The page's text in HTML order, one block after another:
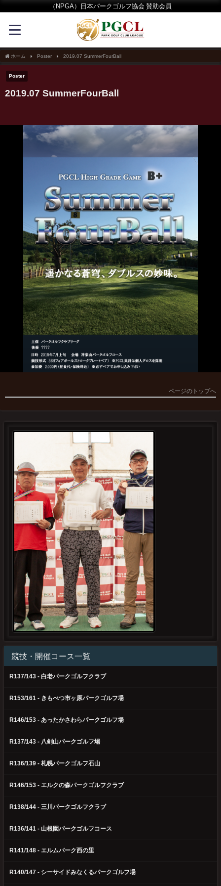
（NPGA）日本パークゴルフ協会 賛助会員
ホーム Poster 2019.07 SummerFourBall
Poster
2019.07 SummerFourBall
ページのトップへ
競技・開催コース一覧
R137/143 - 白老パークゴルフクラブ
R153/161 - きもべつ市ヶ原パークゴルフ場
R146/153 - あったかさわらパークゴルフ場
R137/143 - 八剣山パークゴルフ場
R136/139 - 札幌パークゴルフ石山
R146/153 - エルクの森パークゴルフクラブ
R138/144 - 三川パークゴルフクラブ
R136/141 - 山根園パークゴルフコース
R141/148 - エルムパーク西の里
R140/147 - シーサイドみなくるパークゴルフ場